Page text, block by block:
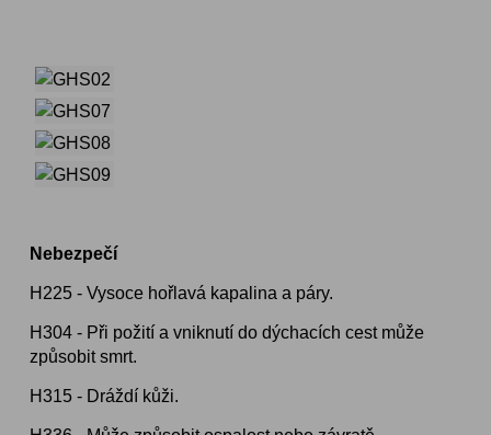
Nebezpečí
H225 - Vysoce hořlavá kapalina a páry.
H304 - Při požití a vniknutí do dýchacích cest může
způsobit smrt.
H315 - Dráždí kůži.